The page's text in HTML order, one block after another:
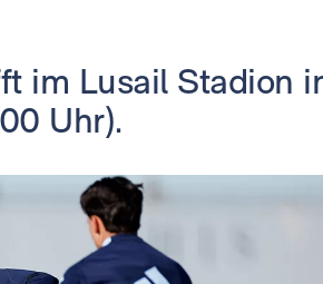
im Lusail Stadion
Uhr).